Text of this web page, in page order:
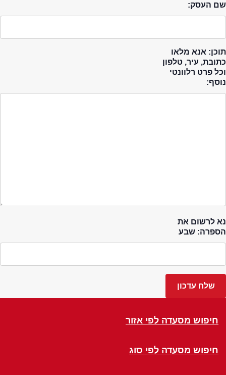
שם העסק:
תוכן: אנא מלאו
כתובת, עיר, טלפון
וכל פרט רלוונטי
נוסף:
נא לרשום את
הספרה: שבע
חיפוש מסעדה לפי אזור
חיפוש מסעדה לפי סוג